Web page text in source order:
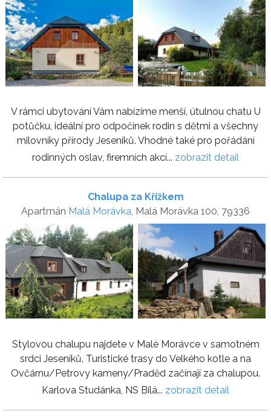
V rámci ubytování Vám nabízíme menší, útulnou chatu U
potůčku, ideální pro odpočinek rodin s dětmi a všechny
milovníky přírody Jeseníků. Vhodné také pro pořádání
rodinných oslav, firemních akcí... zobrazit detail
Chalupa za Křížkem
Apartmán Malá Morávka, Malá Morávka 100, 79336
Stylovou chalupu najdete v Malé Morávce v samotném
srdci Jeseníků. Turistické trasy do Velkého kotle a na
Ovčárnu/Petrovy kameny/Praděd začínají za chalupou.
Karlova Studánka, NS Bílá... zobrazit detail